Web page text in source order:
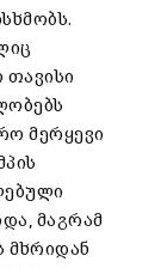
თავისი
მერყევი
მაგრამ
მხრიდან